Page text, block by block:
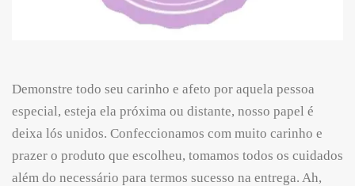
Demonstre todo seu carinho e afeto por aquela pessoa
especial, esteja ela próxima ou distante, nosso papel é
deixa lós unidos. Confeccionamos com muito carinho e
prazer o produto que escolheu, tomamos todos os cuidados
além do necessário para termos sucesso na entrega. Ah,